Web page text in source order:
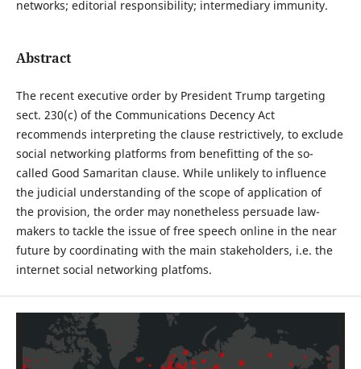
networks; editorial responsibility; intermediary immunity.
Abstract
The recent executive order by President Trump targeting
sect. 230(c) of the Communications Decency Act
recommends interpreting the clause restrictively, to exclude
social networking platforms from benefitting of the so-
called Good Samaritan clause. While unlikely to influence
the judicial understanding of the scope of application of
the provision, the order may nonetheless persuade law-
makers to tackle the issue of free speech online in the near
future by coordinating with the main stakeholders, i.e. the
internet social networking platfoms.